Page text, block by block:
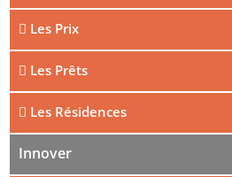
Les Prix
Les Prêts
Les Résidences
Innover